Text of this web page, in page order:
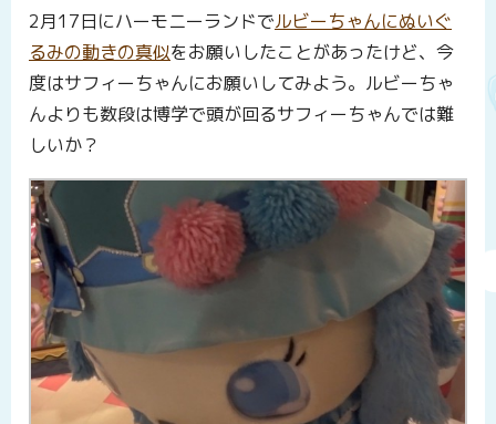
2月17日にハーモニーランドでルビーちゃんにぬいぐ
るみの動きの真似をお願いしたことがあったけど、今
度はサフィーちゃんにお願いしてみよう。ルビーちゃ
んよりも数段は博学で頭が回るサフィーちゃんでは難
しいか？